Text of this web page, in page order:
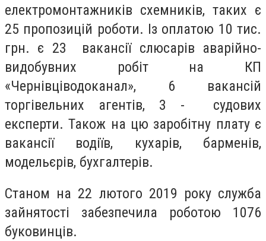
електромонтажників схемників, таких є
25 пропозицій роботи. Із оплатою 10 тис.
грн. є 23 вакансії слюсарів аварійно-
видобувних робіт на КП
«Чернівціводоканал», 6 вакансій
торгівельних агентів, 3 - судових
експерти. Також на цю заробітну плату є
вакансії водіїв, кухарів, барменів,
модельєрів, бухгалтерів.
Станом на 22 лютого 2019 року служба
зайнятості забезпечила роботою 1076
буковинців.